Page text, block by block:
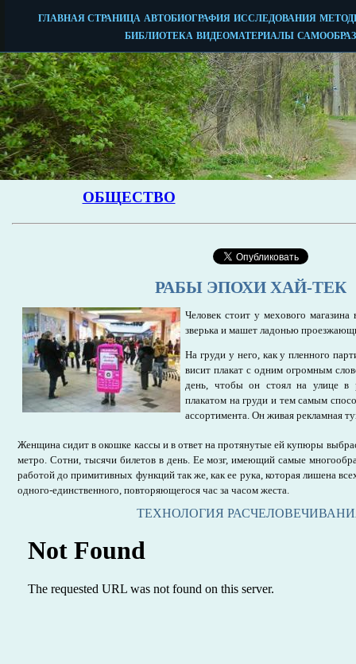
РАБЫ ЭПОХИ ХАЙ-ТЕК
Человек стоит у мехового
зверька и машет ладонью
На груди у него, как у пленного
висит плакат с одним огромным
день, чтобы он стоял на улице в
плакатом на груди и тем самым
ассортимента. Он живая рекламная
Женщина сидит в окошке кассы и в ответ на протянутые ей купюры
метро. Сотни, тысячи билетов в день. Ее мозг, имеющий самые
работой до примитивных функций так же, как ее рука, которая лишена
одного-единственного, повторяющегося час за часом жеста.
ТЕХНОЛОГИЯ